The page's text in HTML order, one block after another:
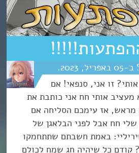
05 אפריל 2023
זו אני, סנפאי! אם
מעציב אותי חח אני כותבת את
מראש, אז עימכם הסליחה אם
חח אבל לפני הבלאגן של
באמת חשבתם שתתחמקו
קודם כל שיהיה חג שמח לכולם